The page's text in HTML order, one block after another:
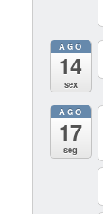
AGO
14
sex
AGO
17
seg